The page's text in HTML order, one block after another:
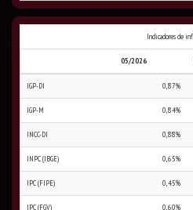
Indicadores de
05/2026
IGP-DI 0,87%
IGP-M 0,84%
INCC-DI 0,88%
INPC (IBGE) 0,65%
IPC (FIPE) 0,45%
IPC (FGV) 0,60%